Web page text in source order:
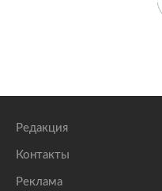
Редакция
Контакты
Реклама